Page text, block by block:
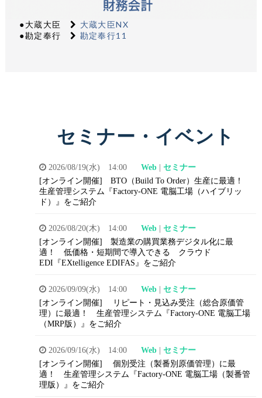
●大蔵大臣
大蔵大臣NX
●勘定奉行
勘定奉行11
セミナー・イベント
2026/08/19(水) 14:00 Web
セミナー
[オンライン開催]
BTO（Build To Order）生産に最適！
生産管理システム『Factory-ONE 電脳工場（ハイブリッ
ド）』をご紹介
2026/08/20(木) 14:00 Web
セミナー
[オンライン開催]
製造業の購買業務デジタル化に最
適！
低価格・短期間で導入できる クラウド
EDI『EXtelligence EDIFAS』をご紹介
2026/09/09(水) 14:00 Web
セミナー
[オンライン開催]
リピート・見込み受注（総合原価管
理）に最適！
生産管理システム『Factory-ONE 電脳工場
（MRP版）』をご紹介
2026/09/16(水) 14:00 Web
セミナー
[オンライン開催]
個別受注（製番別原価管理）に最
適！
生産管理システム『Factory-ONE 電脳工場（製番管
理版）』をご紹介